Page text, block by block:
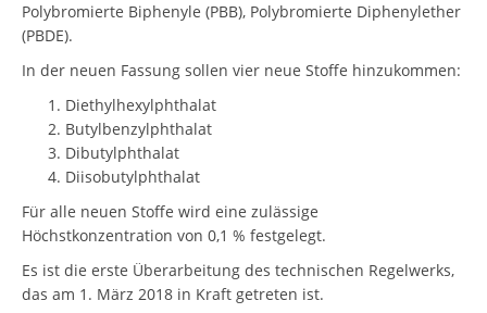
Polybromierte Biphenyle (PBB), Polybromierte Diphenylether
(PBDE).
In der neuen Fassung sollen vier neue Stoffe hinzukommen:
Diethylhexylphthalat
Butylbenzylphthalat
Dibutylphthalat
Diisobutylphthalat
Für alle neuen Stoffe wird eine zulässige
Höchstkonzentration von 0,1 % festgelegt.
Es ist die erste Überarbeitung des technischen Regelwerks,
das am 1. März 2018 in Kraft getreten ist.